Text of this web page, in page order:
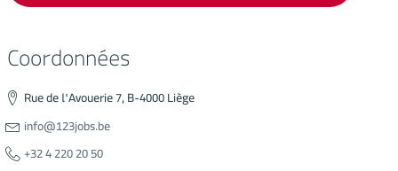
Coordonnées
Rue de l'Avouerie 7, B-4000 Liège
info@123jobs.be
+32 4 220 20 50